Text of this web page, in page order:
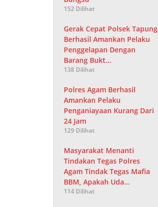
152 Dilihat
Gerak Cepat Polsek Tapung
Berhasil Amankan Pelaku
Penggelapan Dengan
Barang Bukt…
138 Dilihat
Polres Agam Berhasil
Amankan Pelaku
Penganiayaan Kurang Dari
24 Jam
129 Dilihat
Masyarakat Menanti
Tindakan Tegas Polres
Agam Tindak Tegas Mafia
BBM, Apakah Uda…
114 Dilihat